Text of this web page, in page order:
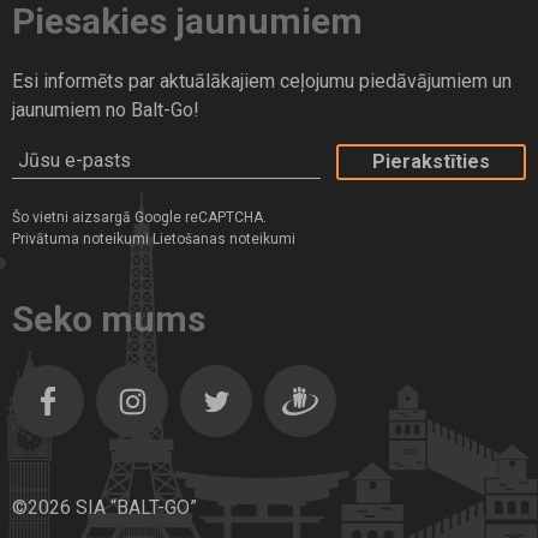
Spānija
Šrilanka
Šveice
Tanzānija
Vācija
Zanzibāra
Piesakies jaunumiem
Esi informēts par aktuālākajiem ceļojumu piedāvājumiem un
jaunumiem no Balt-Go!
Jūsu e-pasts
Šo vietni aizsargā Google reCAPTCHA.
Privātuma noteikumi Lietošanas noteikumi
Seko mums
©2026 SIA “BALT-GO”